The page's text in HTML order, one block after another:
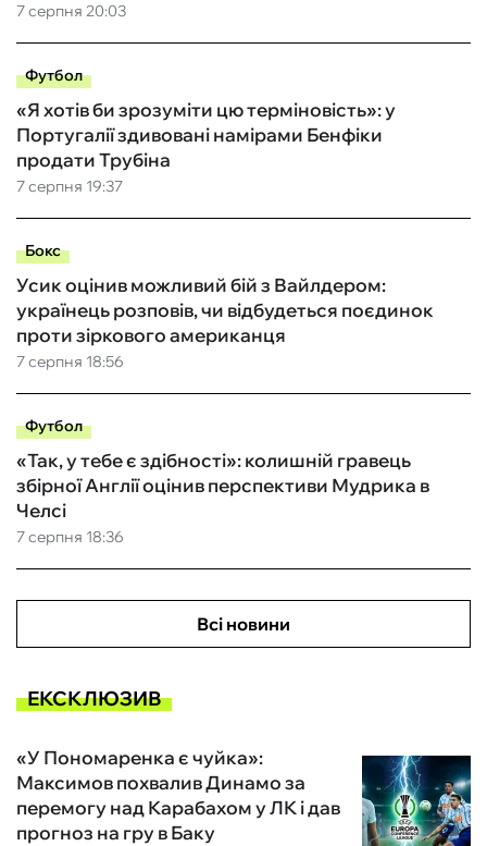
7 серпня 20:03
Футбол
7 серпня 19:37
«Я хотів би зрозуміти цю терміновість»: у
Португалії здивовані намірами Бенфіки
продати Трубіна
Бокс
7 серпня 18:56
Усик оцінив можливий бій з Вайлдером:
українець розповів, чи відбудеться поєдинок
проти зіркового американця
Футбол
7 серпня 18:36
«Так, у тебе є здібності»: колишній гравець
збірної Англії оцінив перспективи Мудрика в
Челсі
Всі новини
ЕКСКЛЮЗИВ
«У Пономаренка є чуйка»:
Максимов похвалив Динамо за
перемогу над Карабахом у ЛК і дав
прогноз на гру в Баку